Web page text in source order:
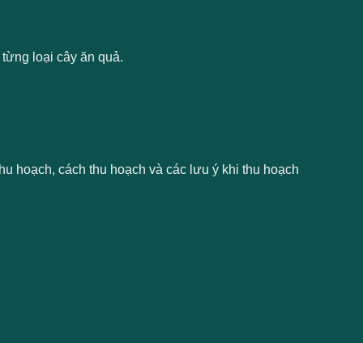
loại cây ăn quả.
hoạch, cách thu hoạch và các lưu ý khi thu hoạch